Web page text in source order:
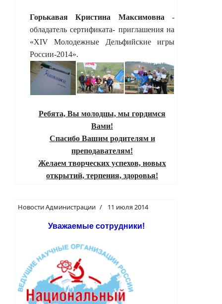
Горькавая Кристина Максимовна -
обладатель сертификата- приглашения на
«XIV Молодежные Дельфийские игры
России-2014».
Ребята, Вы молодцы, мы гордимся
Вами!
Спасибо Вашим родителям и
преподавателям!
Желаем творческих успехов, новых
открытий, терпения, здоровья!
Новости Администрации 11 июля 2014
Уважаемые сотрудники!